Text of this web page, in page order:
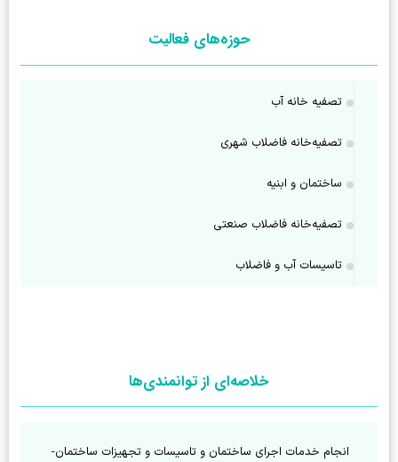
حوزه‌های فعالیت
تصفیه خانه آب
تصفیه‌خانه فاضلاب شهری
ساختمان و ابنیه
تصفیه‌خانه فاضلاب صنعتی
تاسيسات آب و فاضلاب
خلاصه‌ای از توانمندی‌ها
انجام خدمات اجرای ساختمان و تاسیسات و تجهیزات ساختمان-